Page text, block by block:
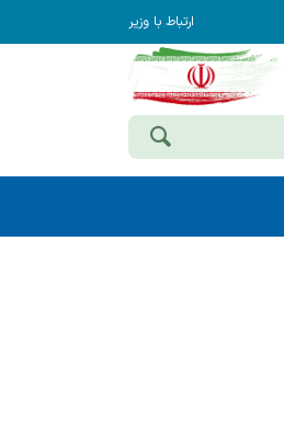
ارتباط با وزیر